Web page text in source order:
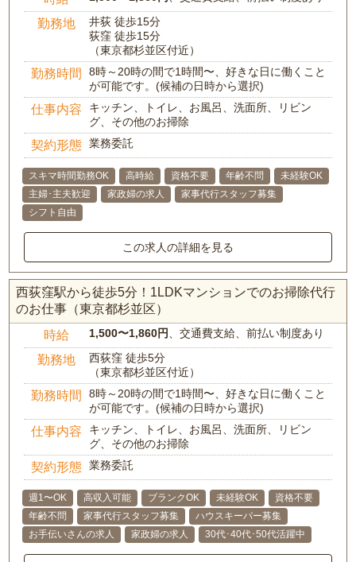
勤務地
井荻 徒歩15分
荻窪 徒歩15分
（東京都杉並区付近）
勤務時間
8時～20時の間で1時間〜、好きな日に働くこと
が可能です。(候補の日時から選択)
仕事内容
キッチン、トイレ、お風呂、洗面所、リビン
グ、その他のお掃除
契約形態 業務委託
スキマ時間勤務OK 高時給 資格不要 年齢不問
未経験OK
主婦･主夫歓迎
家政婦の求人
家事代行スタッフ募集
シフト自由
この求人の詳細を見る
西荻窪駅から徒歩5分！1LDKマンションでのお掃除代行
のお仕事（東京都杉並区）
時給 1,500〜1,860円 、交通費支給、前払い制度あり
勤務地
西荻窪 徒歩5分
（東京都杉並区付近）
勤務時間
8時～20時の間で1時間〜、好きな日に働くこと
が可能です。(候補の日時から選択)
仕事内容
キッチン、トイレ、お風呂、洗面所、リビン
グ、その他のお掃除
契約形態 業務委託
週1〜OK 高収入可能 ブランクOK 未経験OK
資格不要
年齢不問
家事代行スタッフ募集
ハウスキーパー募集
お手伝いさんの求人
家政婦の求人 30代･40代･50代活躍中